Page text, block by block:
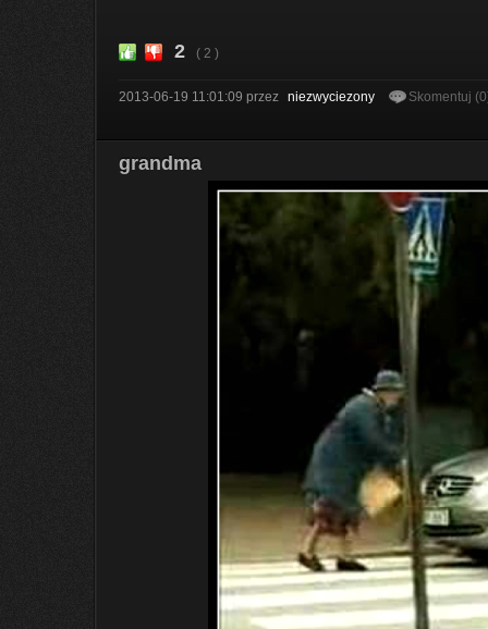
2 ( 2 )
2013-06-19 11:01:09 przez niezwyciezony Skomentuj
grandma